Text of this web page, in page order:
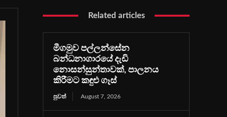
Related articles
මීගමුව පල්ලන්සේන
බන්ධනාගාරයේ දැඩි
නොසන්සුන්තාවක්, පාලනය
කිරීමට කඳුළු ගෑස්
පුවත් August 7, 2026